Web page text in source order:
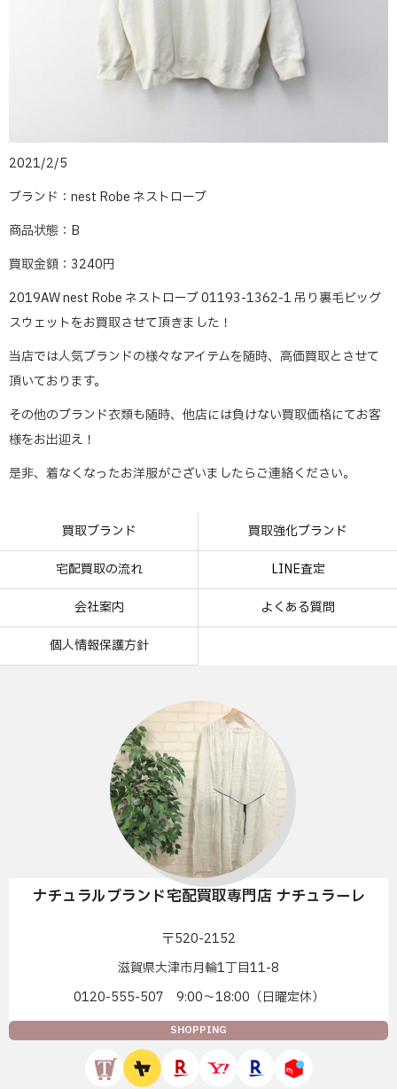
2021/2/5
ブランド：nest Robe ネストローブ
商品状態：B
買取金額：3240円
2019AW nest Robe ネストローブ 01193-1362-1 吊り裏毛ビッグ
スウェットをお買取させて頂きました！
当店では人気ブランドの様々なアイテムを随時、高価買取とさせて
頂いております。
その他のブランド衣類も随時、他店には負けない買取価格にてお客
様をお出迎え！
是非、着なくなったお洋服がございましたらご連絡ください。
買取ブランド 買取強化ブランド
宅配買取の流れ LINE査定
会社案内 よくある質問
個人情報保護方針
ナチュラルブランド宅配買取専門店 ナチュラーレ
〒520-2152
滋賀県大津市月輪1丁目11-8
0120-555-507 9:00〜18:00（日曜定休）
SHOPPING